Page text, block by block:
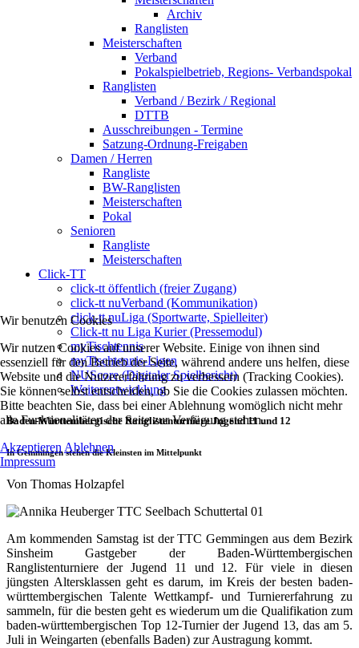
Archiv
Ranglisten
Meisterschaften
Verband
Pokalspielbetrieb, Regions- Verbandspokal
Ranglisten
Verband / Bezirk / Regional
DTTB
Ausschreibungen - Termine
Satzung-Ordnung-Freigaben
Damen / Herren
Rangliste
BW-Ranglisten
Meisterschaften
Pokal
Senioren
Rangliste
Meisterschaften
Click-TT
click-tt öffentlich (freier Zugang)
click-tt nuVerband (Kommunikation)
click-tt nuLiga (Sportwarte, Spielleiter)
Click-tt nu Liga Kurier (Pressemodul)
myTischtennis
myTischtennis-Ligen
NUScore (Digitaler Spielbericht)
Weiterentwicklung
Baden-Württembergische Ranglistenturniere Jugend 11 und 12
In Gemmingen stehen die Kleinsten im Mittelpunkt
Von Thomas Holzapfel
Am kommenden Samstag ist der TTC Gemmingen aus dem Bezirk
Sinsheim Gastgeber der Baden-Württembergischen
Ranglistenturniere der Jugend 11 und 12. Für viele in diesen
jüngsten Altersklassen geht es darum, im Kreis der besten baden-
württembergischen Talente Wettkampf- und Turniererfahrung zu
sammeln, für die besten geht es wiederum um die Qualifikation zum
baden-württembergischen Top 12-Turnier der Jugend 13, das am 5.
Juli in Weingarten (ebenfalls Baden) zur Austragung kommt.
Wir benutzen Cookies
Wir nutzen Cookies auf unserer Website. Einige von ihnen sind
essenziell für den Betrieb der Seite, während andere uns helfen, diese
Website und die Nutzererfahrung zu verbessern (Tracking Cookies).
Sie können selbst entscheiden, ob Sie die Cookies zulassen möchten.
Bitte beachten Sie, dass bei einer Ablehnung womöglich nicht mehr
alle Funktionalitäten der Seite zur Verfügung stehen.
Akzeptieren Ablehnen
Impressum